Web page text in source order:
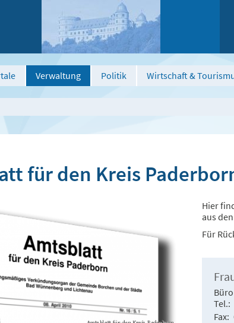
Verwaltung Politik Wirtschaft &
für den Kreis
Hier
aus
Für
Tel.
Fax